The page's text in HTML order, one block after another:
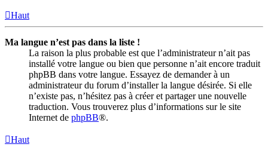
Haut
Ma langue n’est pas dans la liste !
La raison la plus probable est que l’administrateur n’ait pas
installé votre langue ou bien que personne n’ait encore traduit
phpBB dans votre langue. Essayez de demander à un
administrateur du forum d’installer la langue désirée. Si elle
n’existe pas, n’hésitez pas à créer et partager une nouvelle
traduction. Vous trouverez plus d’informations sur le site
Internet de phpBB®.
Haut